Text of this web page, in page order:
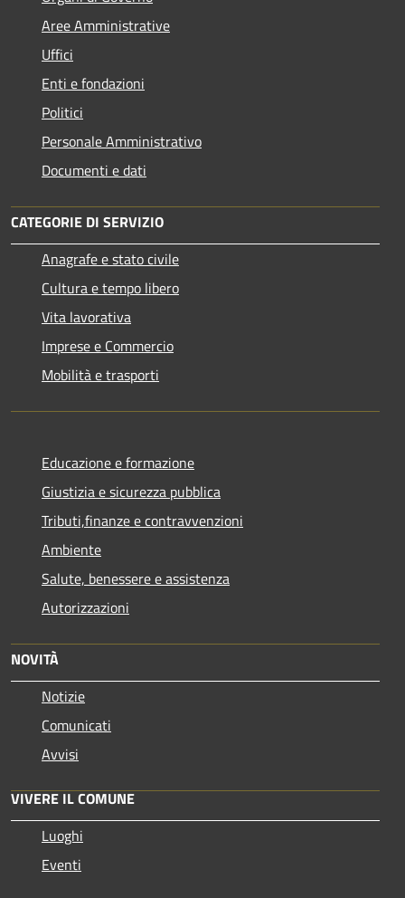
Aree Amministrative
Uffici
Enti e fondazioni
Politici
Personale Amministrativo
Documenti e dati
CATEGORIE DI SERVIZIO
Anagrafe e stato civile
Cultura e tempo libero
Vita lavorativa
Imprese e Commercio
Mobilità e trasporti
Educazione e formazione
Giustizia e sicurezza pubblica
Tributi,finanze e contravvenzioni
Ambiente
Salute, benessere e assistenza
Autorizzazioni
NOVITÀ
Notizie
Comunicati
Avvisi
VIVERE IL COMUNE
Luoghi
Eventi